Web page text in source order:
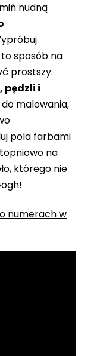
nudną
sposób na
prostszy.
pędzli i
malowania,
pola farbami
na
którego nie
numerach w